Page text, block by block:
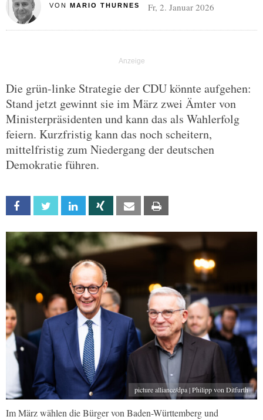
VON MARIO THURNES Fr, 2. Januar 2026
Die grün-linke Strategie der CDU könnte aufgehen:
Stand jetzt gewinnt sie im März zwei Ämter von
Ministerpräsidenten und kann das als Wahlerfolg
feiern. Kurzfristig kann das noch scheitern,
mittelfristig zum Niedergang der deutschen
Demokratie führen.
Facebook Twitter Linkedin Xing Email
picture alliance/dpa | Philipp von Ditfurth
Im März wählen die Bürger von Baden-Württemberg und